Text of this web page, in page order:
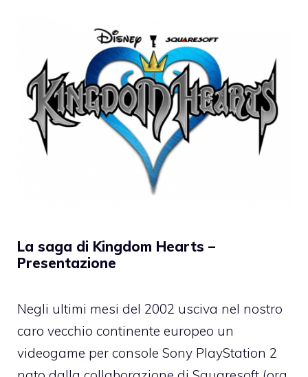
La saga di Kingdom Hearts –
Presentazione
Negli ultimi mesi del 2002 usciva nel nostro
caro vecchio continente europeo un
videogame per console Sony PlayStation 2